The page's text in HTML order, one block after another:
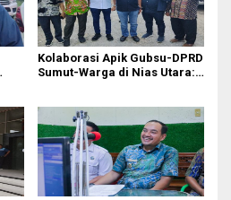
Kolaborasi Apik Gubsu-DPRD
Sumut-Warga di Nias Utara: